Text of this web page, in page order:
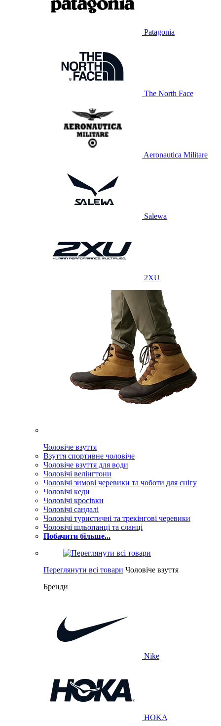
Patagonia
The North Face
Aeronautica Militare
Salewa
2XU
Чоловіче взуття
Взуття спортивне чоловіче
Чоловіче взуття для води
Чоловічі велінгтони
Чоловічі зимові черевики та чоботи для снігу
Чоловічі кеди
Чоловічі кросівки
Чоловічі сандалі
Чоловічі туристичні та трекінгові черевики
Чоловічі шльопанці та сланці
Побачити більше...
Переглянути всі товари Чоловіче взуття
Бренди
Nike
HOKA